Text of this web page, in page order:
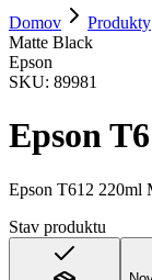
Domov Produkty
Matte Black
Epson
SKU: 89981
Epson
Epson T612 220ml
Stav produktu